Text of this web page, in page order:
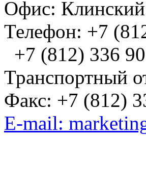
Офис: Клинский
Телефон: +7
+7 (812) 336
Транспортный
Факс: +7 (812)
E-mail: